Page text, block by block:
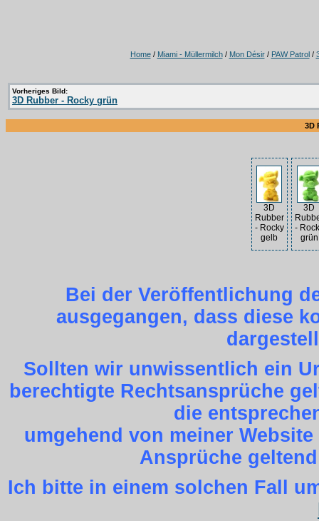
Home/ Miami - Müllermilch/ Mon Désir/ PAW Patrol/
Vorheriges Bild:
3D Rubber - Rocky grün
3D
3D
Rubber
- Rocky
gelb
3D
-
grün
Bei der Veröffentlichung
ausgegangen, dass diese
Sollten wir unwissentlich ein
berechtigte Rechtsansprüche
die
umgehend von meiner
Ansprüche
Ich bitte in einem solchen Fall